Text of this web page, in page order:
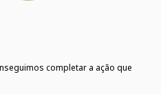
completar a ação que